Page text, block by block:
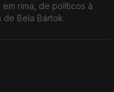
rima, de políticos à
de Bela Bártok.